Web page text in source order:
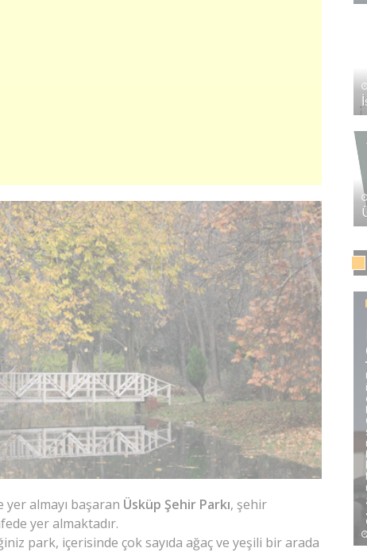
almayı başaran Üsküp Şehir Parkı, şehir
yer almaktadır.
park, içerisinde çok sayıda ağaç ve yeşili bir arada